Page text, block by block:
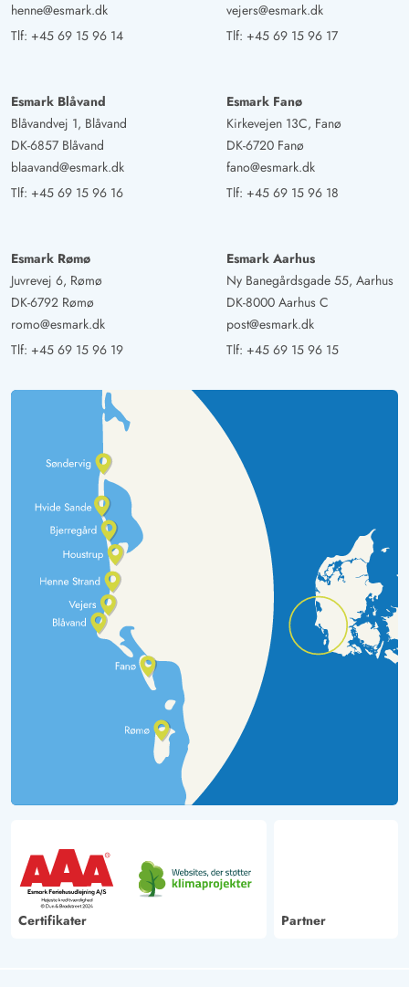
henne@esmark.dk
Tlf: +45 69 15 96 14
vejers@esmark.dk
Tlf: +45 69 15 96 17
Esmark Blåvand
Blåvandvej 1, Blåvand
DK-6857 Blåvand
blaavand@esmark.dk
Tlf: +45 69 15 96 16
Esmark Fanø
Kirkevejen 13C, Fanø
DK-6720 Fanø
fano@esmark.dk
Tlf: +45 69 15 96 18
Esmark Rømø
Juvrevej 6, Rømø
DK-6792 Rømø
romo@esmark.dk
Tlf: +45 69 15 96 19
Esmark Aarhus
Ny Banegårdsgade 55, Aarhus
DK-8000 Aarhus C
post@esmark.dk
Tlf: +45 69 15 96 15
Certifikater Partner